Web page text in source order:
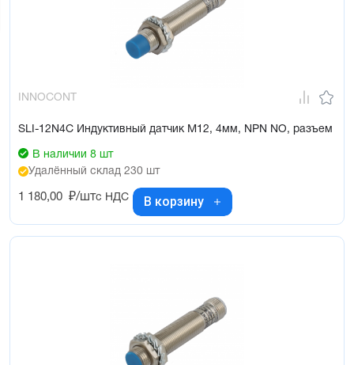
INNOCONT
SLI-12N4C Индуктивный датчик М12, 4мм, NPN NO, разъем
В наличии 8 шт
Удалённый склад 230 шт
1 180,00 ₽/штс НДС В корзину